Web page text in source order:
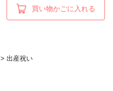
買い物かごに入れる
>出産祝い